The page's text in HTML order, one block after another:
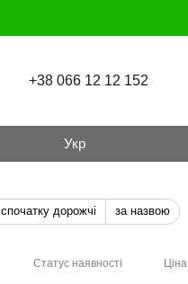
+38 066 12 12 152
Укр
спочатку дорожчі за назвою
Статус наявності Ціна